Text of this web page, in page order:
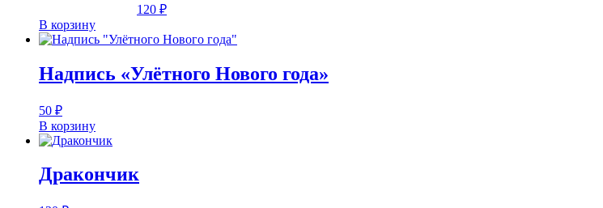
120 ₽
В корзину
Надпись «Улётного Нового года»
50 ₽
В корзину
Дракончик